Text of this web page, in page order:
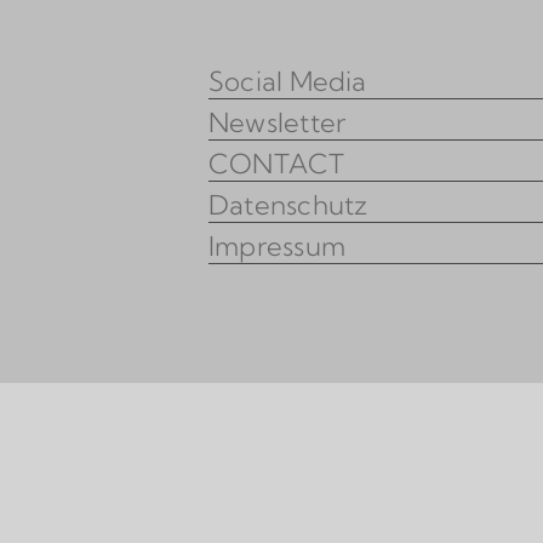
Social Media
Newsletter
CONTACT
Datenschutz
Impressum